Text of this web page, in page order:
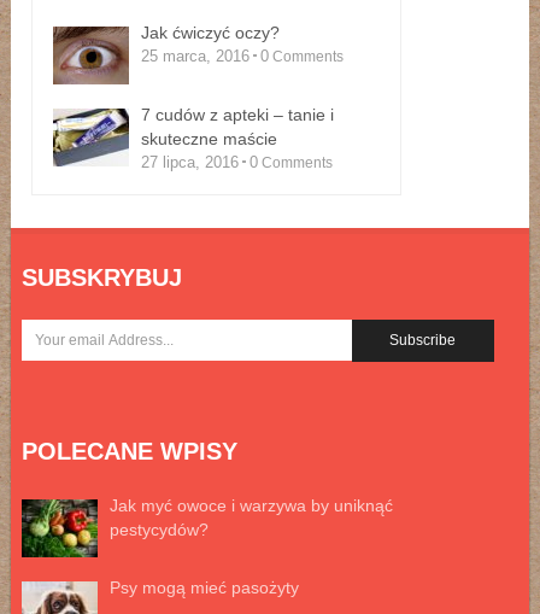
Jak ćwiczyć oczy?
25 marca, 2016 0 Comments
7 cudów z apteki – tanie i
skuteczne maście
27 lipca, 2016 0 Comments
SUBSKRYBUJ
POLECANE WPISY
Jak myć owoce i warzywa by uniknąć
pestycydów?
Psy mogą mieć pasożyty